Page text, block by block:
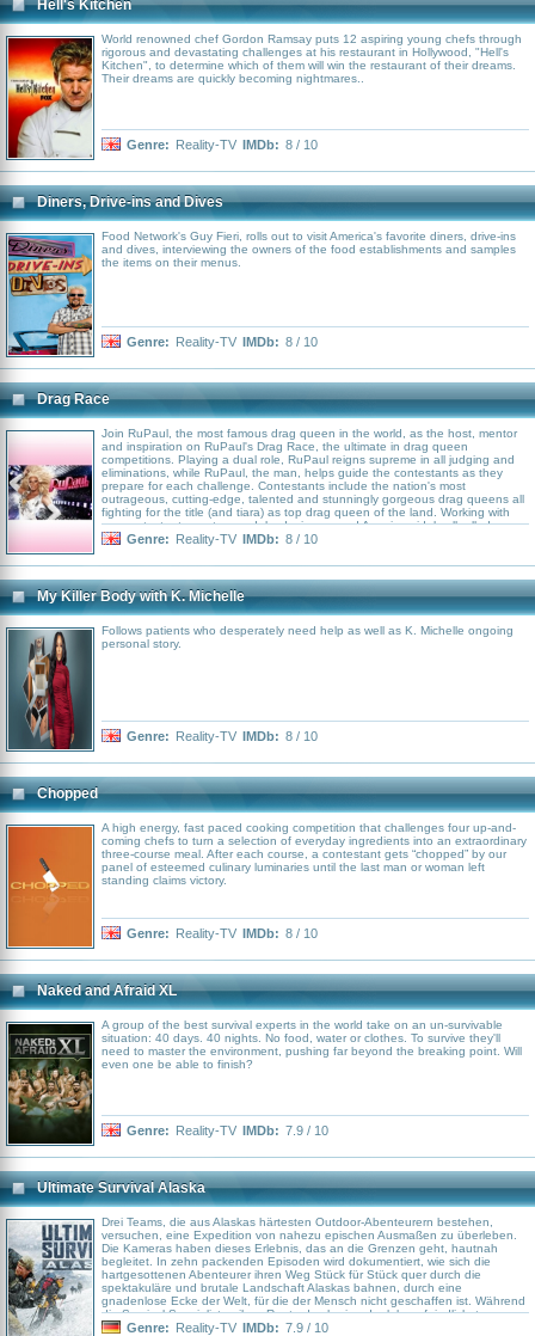
Hell's Kitchen
World renowned chef Gordon Ramsay puts 12 aspiring young chefs through
rigorous and devastating challenges at his restaurant in Hollywood, "Hell's
Kitchen", to determine which of them will win the restaurant of their dreams.
Their dreams are quickly becoming nightmares..
Genre: Reality-TV IMDb: 8 / 10
Diners, Drive-ins and Dives
Food Network's Guy Fieri, rolls out to visit America's favorite diners, drive-ins
and dives, interviewing the owners of the food establishments and samples
the items on their menus.
Genre: Reality-TV IMDb: 8 / 10
Drag Race
Join RuPaul, the most famous drag queen in the world, as the host, mentor
and inspiration on RuPaul's Drag Race, the ultimate in drag queen
competitions. Playing a dual role, RuPaul reigns supreme in all judging and
eliminations, while RuPaul, the man, helps guide the contestants as they
prepare for each challenge. Contestants include the nation's most
outrageous, cutting-edge, talented and stunningly gorgeous drag queens all
fighting for the title (and tiara) as top drag queen of the land. Working with
our contestants are top models, designers and American idols all rolled up
into one. Each week, through the trials and tribulations of glam, glitter and
next superstar drag queen of America.
Genre: Reality-TV IMDb: 8 / 10
My Killer Body with K. Michelle
Follows patients who desperately need help as well as K. Michelle ongoing
personal story.
Genre: Reality-TV IMDb: 8 / 10
Chopped
A high energy, fast paced cooking competition that challenges four up-and-
coming chefs to turn a selection of everyday ingredients into an extraordinary
three-course meal. After each course, a contestant gets “chopped” by our
panel of esteemed culinary luminaries until the last man or woman left
standing claims victory.
Genre: Reality-TV IMDb: 8 / 10
Naked and Afraid XL
A group of the best survival experts in the world take on an un-survivable
situation: 40 days. 40 nights. No food, water or clothes. To survive they'll
need to master the environment, pushing far beyond the breaking point. Will
even one be able to finish?
Genre: Reality-TV IMDb: 7.9 / 10
Ultimate Survival Alaska
Drei Teams, die aus Alaskas härtesten Outdoor-Abenteurern bestehen,
versuchen, eine Expedition von nahezu epischen Ausmaßen zu überleben.
Die Kameras haben dieses Erlebnis, das an die Grenzen geht, hautnah
begleitet. In zehn packenden Episoden wird dokumentiert, wie sich die
hartgesottenen Abenteurer ihren Weg Stück für Stück quer durch die
spektakuläre und brutale Landschaft Alaskas bahnen, durch eine
gnadenlose Ecke der Welt, für die der Mensch nicht geschaffen ist. Während
die Survival-Spezialisten ihrer Route durch eine der lebensfeindlichsten
Gebiete der Erde folgen, müssen sie sich alleine auf ihre
Genre: Reality-TV IMDb: 7.9 / 10